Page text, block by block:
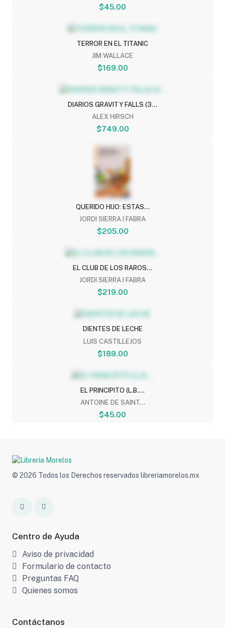
$45.00
TERROR EN EL TITANIC
JIM WALLACE
$169.00
DIARIOS GRAVITY FALLS (3...
ALEX HIRSCH
$749.00
QUERIDO HIJO: ESTAS...
JORDI SIERRA I FABRA
$205.00
EL CLUB DE LOS RAROS...
JORDI SIERRA I FABRA
$219.00
DIENTES DE LECHE
LUIS CASTILLEJOS
$189.00
EL PRINCIPITO (L.B....
ANTOINE DE SAINT...
$45.00
© 2026 Todos los Derechos reservados libreriamorelos.mx
Centro de Ayuda
Aviso de privacidad
Formulario de contacto
Preguntas FAQ
Quienes somos
Contáctanos